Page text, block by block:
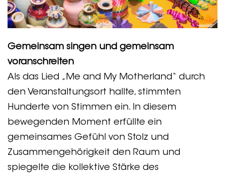
Gemeinsam singen und gemeinsam
voranschreiten
Als das Lied „Me and My Motherland“ durch
den Veranstaltungsort hallte, stimmten
Hunderte von Stimmen ein. In diesem
bewegenden Moment erfüllte ein
gemeinsames Gefühl von Stolz und
Zusammengehörigkeit den Raum und
spiegelte die kollektive Stärke des